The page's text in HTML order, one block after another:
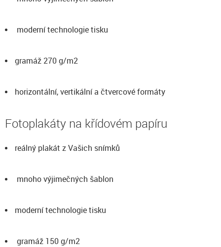
moderní technologie tisku
gramáž 270 g/m2
horizontální, vertikální a čtvercové formáty
Fotoplakáty na křídovém papíru
reálný plakát z Vašich snímků
mnoho výjimečných šablon
moderní technologie tisku
gramáž 150 g/m2